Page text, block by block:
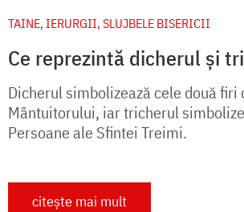
TAINE, IERURGII, SLUJBELE BISERICII
Ce reprezintă dicherul și
Dicherul simbolizează cele două firi
Mântuitorului, iar tricherul
Persoane ale Sfintei Treimi.
citește mai mult